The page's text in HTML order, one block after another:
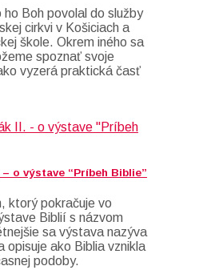
Boh povolal do služby
cirkvi v Košiciach a
škole. Okrem iného sa
spoznať svoje
vyzerá praktická časť
– o výstave “Príbeh Biblie”
ktorý pokračuje vo
Biblií s názvom
sa výstava nazýva
opisuje ako Biblia vznikla
podoby.